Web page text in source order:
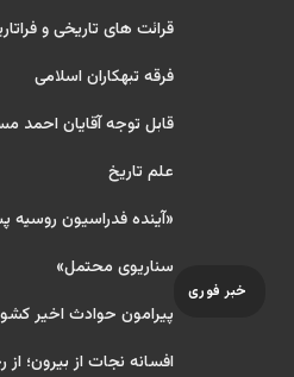
خبر فوری
قرائت های تاریخی و
فرقه تبهکاران اسلامی
قابل توجه آقایان احمد
علم تاریخ
«آینده فدراسیون روسیه
سناریوی محتمل»
پیرامون حوادث اخیر
افسانه نجات از بیرون؛